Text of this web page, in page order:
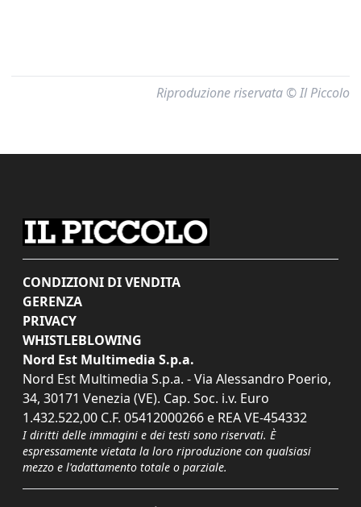
Riproduzione riservata © Il Piccolo
CONDIZIONI DI VENDITA
GERENZA
PRIVACY
WHISTLEBLOWING
Nord Est Multimedia S.p.a.
Nord Est Multimedia S.p.a. - Via Alessandro Poerio,
34, 30171 Venezia (VE). Cap. Soc. i.v. Euro
1.432.522,00 C.F. 05412000266 e REA VE-454332
I diritti delle immagini e dei testi sono riservati. È
espressamente vietata la loro riproduzione con qualsiasi
mezzo e l'adattamento totale o parziale.